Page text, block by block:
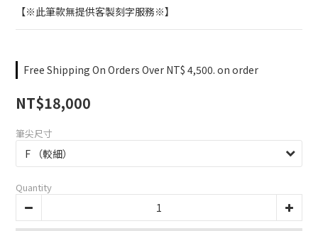
【※此筆款無提供客製刻字服務※】
Free Shipping On Orders Over NT$ 4,500. on order
NT$18,000
筆尖尺寸
Quantity